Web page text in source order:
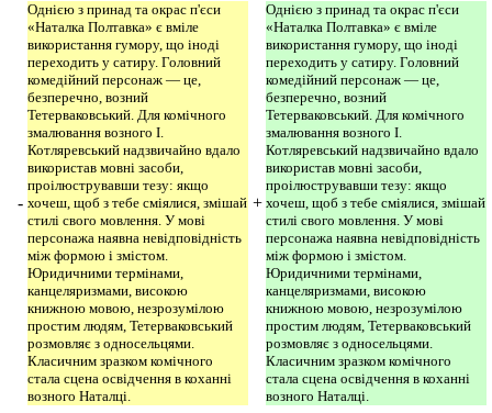
-
Однією з принад та окрас п'єси
«Наталка Полтавка» є вміле
використання гумору, що іноді
переходить у сатиру. Головний
комедійний персонаж — це,
безперечно, возний
Тетерваковський. Для комічного
змалювання возного І.
Котляревський надзвичайно вдало
використав мовні засоби,
проілюструвавши тезу: якщо
хочеш, щоб з тебе сміялися, змішай
стилі свого мовлення. У мові
персонажа наявна невідповідність
між формою і змістом.
Юридичними термінами,
канцеляризмами, високою
книжною мовою, незрозумілою
простим людям, Тетерваковський
розмовляє з односельцями.
Класичним зразком комічного
стала сцена освідчення в коханні
возного Наталці.
+
Однією з принад та окрас п'єси
«Наталка Полтавка» є вміле
використання гумору, що іноді
переходить у сатиру. Головний
комедійний персонаж — це,
безперечно, возний
Тетерваковський. Для комічного
змалювання возного І.
Котляревський надзвичайно вдало
використав мовні засоби,
проілюструвавши тезу: якщо
хочеш, щоб з тебе сміялися, змішай
стилі свого мовлення. У мові
персонажа наявна невідповідність
між формою і змістом.
Юридичними термінами,
канцеляризмами, високою
книжною мовою, незрозумілою
простим людям, Тетерваковський
розмовляє з односельцями.
Класичним зразком комічного
стала сцена освідчення в коханні
возного Наталці.